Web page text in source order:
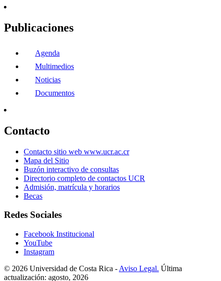
Publicaciones
Agenda
Multimedios
Noticias
Documentos
Contacto
Contacto sitio web www.ucr.ac.cr
Mapa del Sitio
Buzón interactivo de consultas
Directorio completo de contactos UCR
Admisión, matrícula y horarios
Becas
Redes Sociales
Facebook Institucional
YouTube
Instagram
© 2026 Universidad de Costa Rica - Aviso Legal. Última
actualización: agosto, 2026